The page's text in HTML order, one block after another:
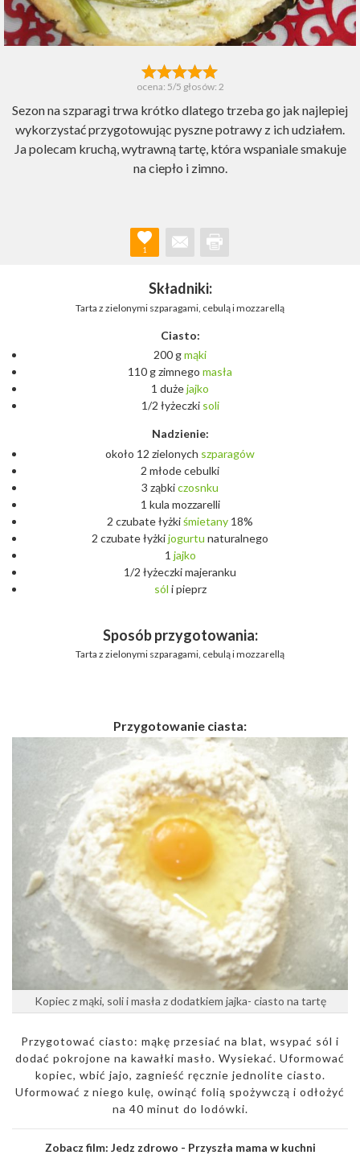
ocena: 5/5 głosów: 2
Sezon na szparagi trwa krótko dlatego trzeba go jak najlepiej
wykorzystać przygotowując pyszne potrawy z ich udziałem.
Ja polecam kruchą, wytrawną tartę, która wspaniale smakuje
na ciepło i zimno.
1
Składniki:
Tarta z zielonymi szparagami, cebulą i mozzarellą
Ciasto:
200 gmąki
110 g zimnego masła
1 dużejajko
1/2 łyżeczki soli
Nadzienie:
około 12 zielonych szparagów
2 młode cebulki
3 ząbkiczosnku
1 kula mozzarelli
2 czubate łyżkiśmietany 18%
2 czubate łyżkijogurtu naturalnego
1 jajko
1/2 łyżeczki majeranku
sól i pieprz
Sposób przygotowania:
Tarta z zielonymi szparagami, cebulą i mozzarellą
Przygotowanie ciasta:
Kopiec z mąki, soli i masła z dodatkiem jajka- ciasto na tartę
Przygotować ciasto: mąkę przesiać na blat, wsypać sól i
dodać pokrojone na kawałki masło. Wysiekać. Uformować
kopiec, wbić jajo, zagnieść ręcznie jednolite ciasto.
Uformować z niego kulę, owinąć folią spożywczą i odłożyć
na 40 minut do lodówki.
Zobacz film: Jedz zdrowo - Przyszła mama w kuchni